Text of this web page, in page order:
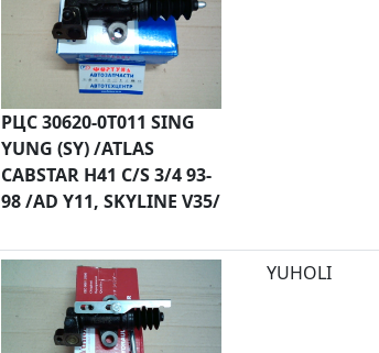
РЦС 30620-0T011 SING
YUNG (SY) /ATLAS
CABSTAR H41 C/S 3/4 93-
98 /AD Y11, SKYLINE V35/
YUHOLI